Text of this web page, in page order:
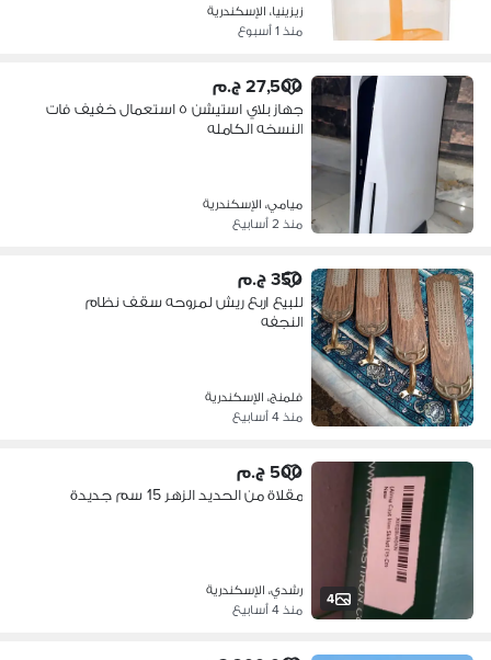
زيزينيا، الإسكندرية
منذ 1 أسبوع
27,500 ج.م
جهاز بلاي استيشن ٥ استعمال خفيف فات
النسخه الكامله
ميامي، الإسكندرية
منذ 2 أسابيع
350 ج.م
للبيع اربع ريش لمروحه سقف نظام
النجفه
فلمنج، الإسكندرية
منذ 4 أسابيع
4
500 ج.م
مقلاة من الحديد الزهر 15 سم جديدة
رشدي، الإسكندرية
منذ 4 أسابيع